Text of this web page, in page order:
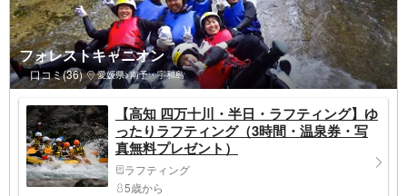
フォレストキャニオン
口コミ(36) 愛媛県>南予・宇和島
【高知 四万十川・半日・ラフティング】ゆ
ったりラフティング（3時間・温泉券・写
真無料プレゼント）
ラフティング
5歳から